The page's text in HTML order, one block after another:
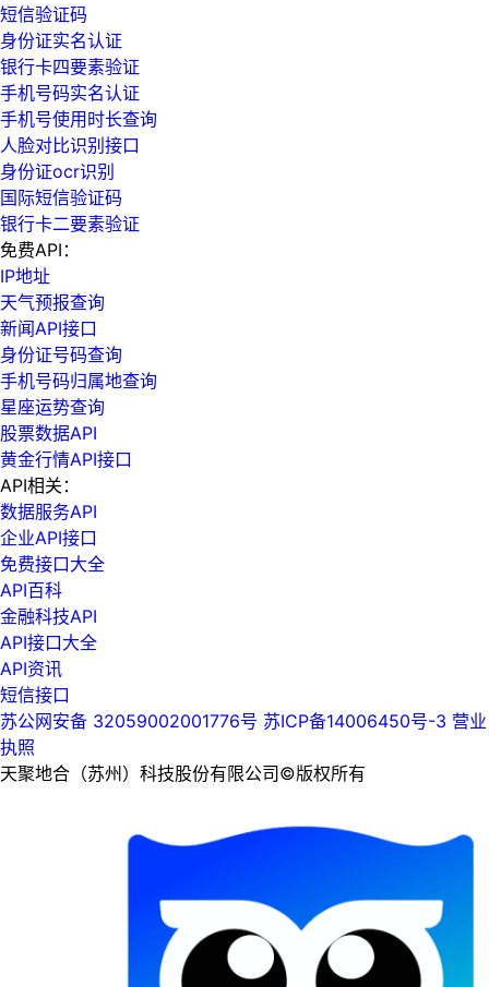
短信验证码
身份证实名认证
银行卡四要素验证
手机号码实名认证
手机号使用时长查询
人脸对比识别接口
身份证ocr识别
国际短信验证码
银行卡二要素验证
免费API：
IP地址
天气预报查询
新闻API接口
身份证号码查询
手机号码归属地查询
星座运势查询
股票数据API
黄金行情API接口
API相关：
数据服务API
企业API接口
免费接口大全
API百科
金融科技API
API接口大全
API资讯
短信接口
苏公网安备 32059002001776号 苏ICP备14006450号-3 营业
执照
天聚地合（苏州）科技股份有限公司©版权所有